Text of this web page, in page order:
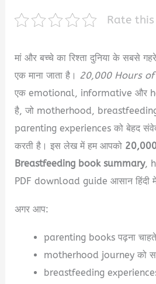
Rate
मां और बच्चे का रिश्ता दुनिया के सबसे
एक माना जाता है। 20,000 Hours
एक emotional, informative और
है, जो motherhood,
parenting experiences को बेहद
करती है। इस लेख में हम आपको
Breastfeeding book summary,
PDF download guide आसान हिंदी में
अगर आप:
parenting books पढ़ना
motherhood journey को
breastfeeding